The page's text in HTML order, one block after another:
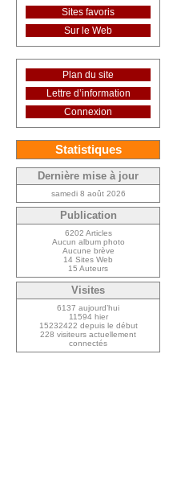
Sites favoris
Sur le Web
Plan du site
Lettre d’information
Connexion
Statistiques
Dernière mise à jour
samedi 8 août 2026
Publication
6202 Articles
Aucun album photo
Aucune brève
14 Sites Web
15 Auteurs
Visites
6137 aujourd’hui
11594 hier
15232422 depuis le début
228 visiteurs actuellement
connectés